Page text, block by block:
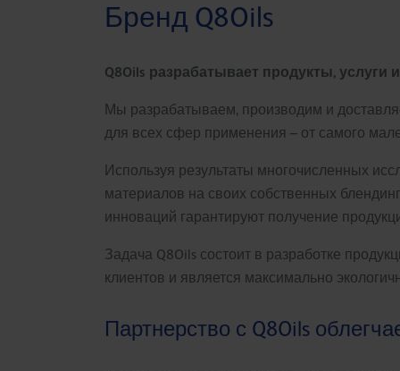
Бренд Q8Oils
Q8Oils разрабатывает продукты,
Мы разрабатываем, производим и
для всех сфер применения – от самого
Используя результаты многочисленных
материалов на своих собственных
инноваций гарантируют получение
Задача Q8Oils состоит в разработке
клиентов и является максимально
Партнерство с Q8Oils